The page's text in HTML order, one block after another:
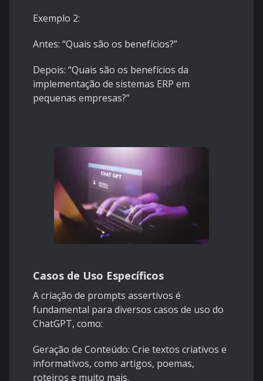
Exemplo 2:
Antes: “Quais são os benefícios?”
Depois: “Quais são os benefícios da
implementação de sistemas ERP em
pequenas empresas?”
Casos de Uso Específicos
A criação de prompts assertivos é
fundamental para diversos casos de uso do
ChatGPT, como:
Geração de Conteúdo: Crie textos criativos e
informativos, como artigos, poemas,
roteiros e muito mais.